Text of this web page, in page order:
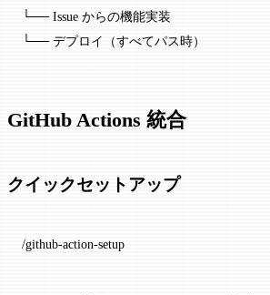
└── Issue からの機能実装
└── デプロイ（すべてパス時）
GitHub Actions 統合
クイックセットアップ
/github-action-setup